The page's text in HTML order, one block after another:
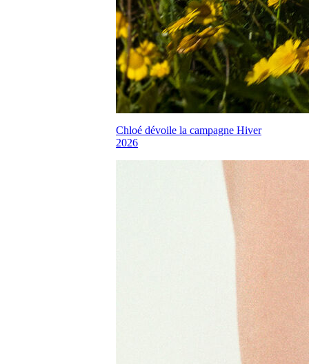
Chloé dévoile la campagne Hiver
2026